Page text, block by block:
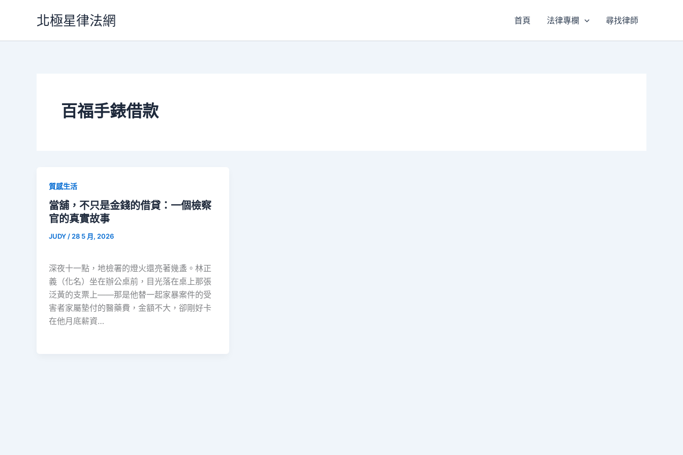
北極星律法網 首頁 法律專欄 尋找律師
百福手錶借款
質感生活
當舖，不只是金錢的借貸：一個檢察
官的真實故事
JUDY / 28 5 月, 2026
深夜十一點，地檢署的燈火還亮著幾盞。林正
義（化名）坐在辦公桌前，目光落在桌上那張
泛黃的支票上——那是他替一起家暴案件的受
害者家屬墊付的醫藥費，金額不大，卻剛好卡
在他月底薪資…